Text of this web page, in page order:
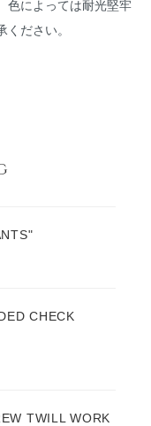
色によっては耐光堅牢
ださい。
CHECK
TWILL WORK